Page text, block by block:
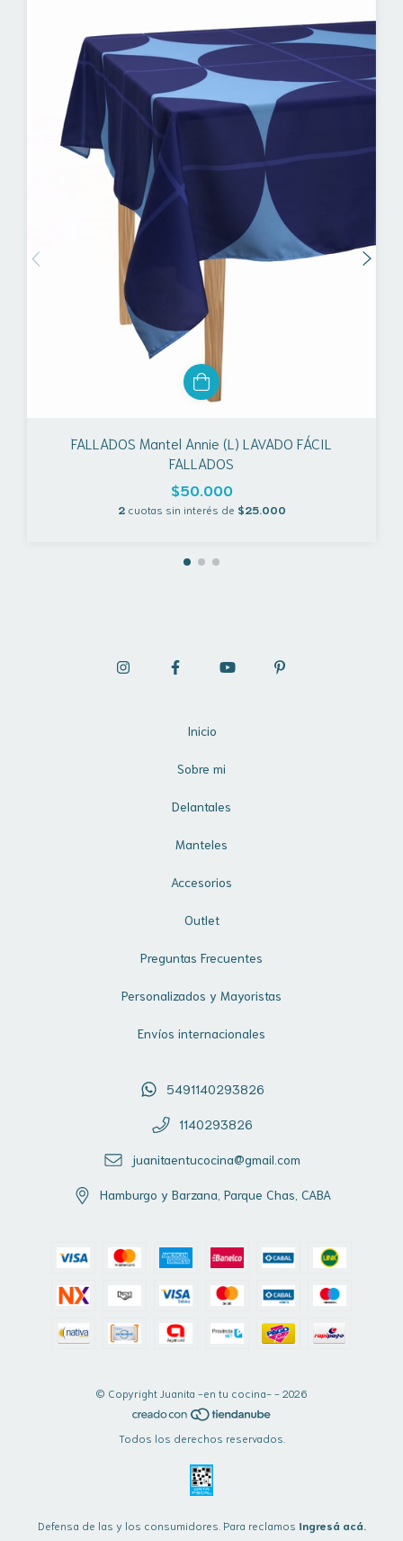
FALLADOS Mantel Annie (L) LAVADO FÁCIL
FALLADOS
$50.000
2 cuotas sin interés de $25.000
Inicio
Sobre mi
Delantales
Manteles
Accesorios
Outlet
Preguntas Frecuentes
Personalizados y Mayoristas
Envíos internacionales
5491140293826
1140293826
juanitaentucocina@gmail.com
Hamburgo y Barzana, Parque Chas, CABA
© Copyright Juanita -en tu cocina- - 2026
Todos los derechos reservados.
Defensa de las y los consumidores. Para reclamos ingresá acá.